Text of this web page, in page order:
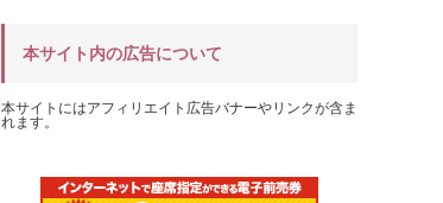
本サイト内の広告について
本サイトにはアフィリエイト広告バナーやリンクが含ま
れます。